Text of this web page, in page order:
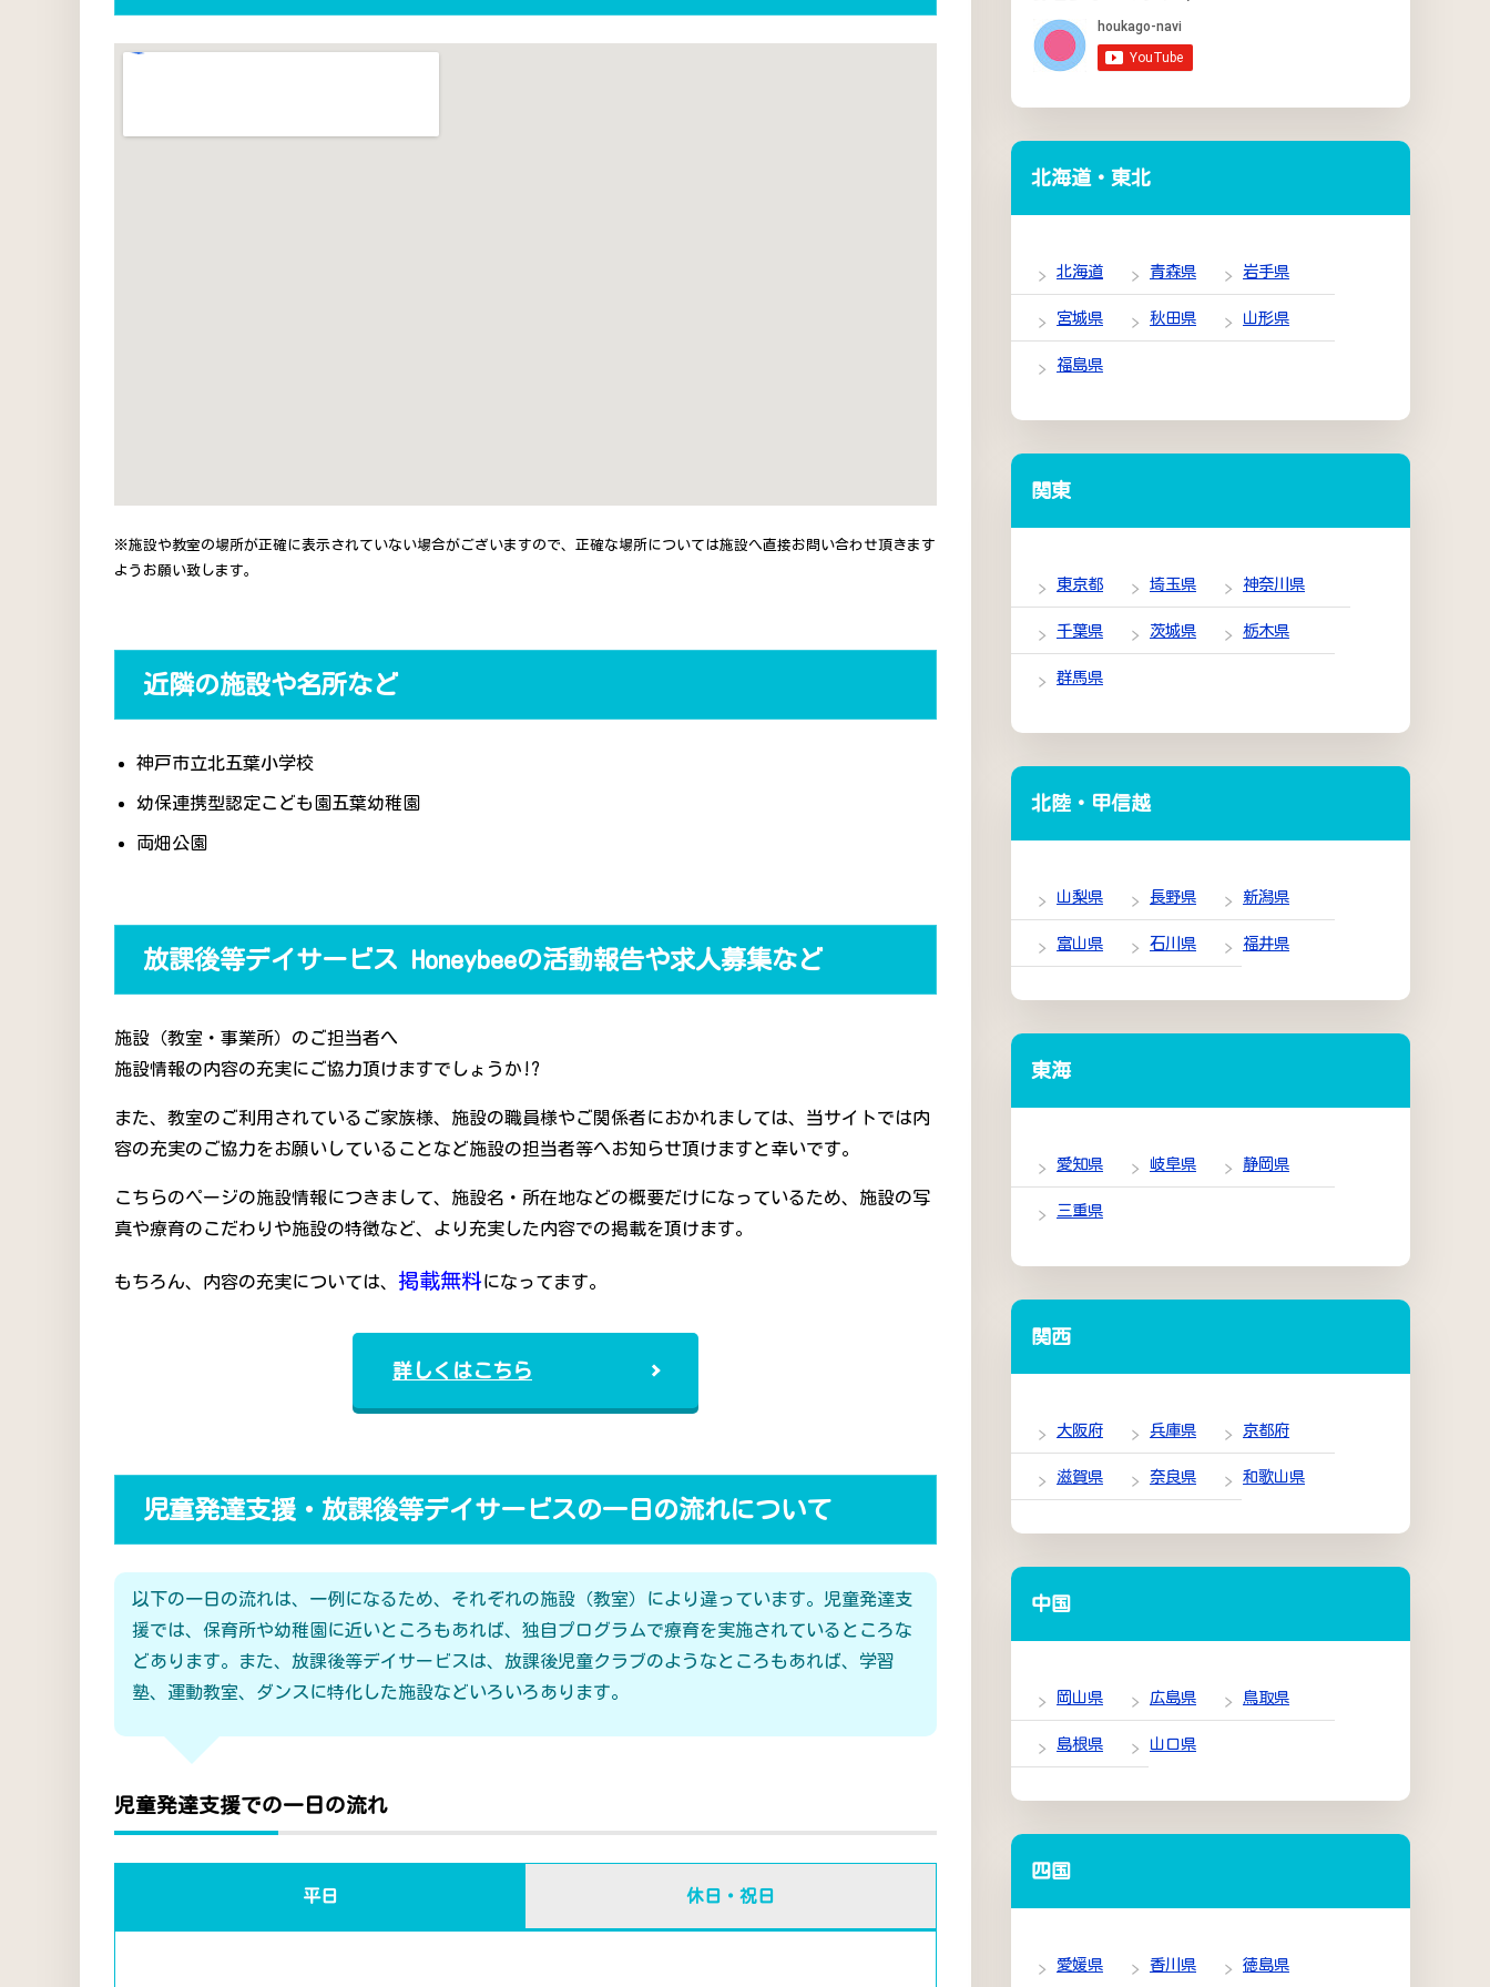
※施設や教室の場所が正確に表示されていない場合がございますので、正確な場所については施設へ直接お問い合わせ頂きます
ようお願い致します。
近隣の施設や名所など
神戸市立北五葉小学校
幼保連携型認定こども園五葉幼稚園
両畑公園
放課後等デイサービス Honeybeeの活動報告や求人募集など
施設（教室・事業所）のご担当者へ
施設情報の内容の充実にご協力頂けますでしょうか!?
また、教室のご利用されているご家族様、施設の職員様やご関係者におかれましては、当サイトでは内
容の充実のご協力をお願いしていることなど施設の担当者等へお知らせ頂けますと幸いです。
こちらのページの施設情報につきまして、施設名・所在地などの概要だけになっているため、施設の写
真や療育のこだわりや施設の特徴など、より充実した内容での掲載を頂けます。
もちろん、内容の充実については、 掲載無料になってます。
詳しくはこちら
児童発達支援・放課後等デイサービスの一日の流れについて
以下の一日の流れは、一例になるため、それぞれの施設（教室）により違っています。児童発達支
援では、保育所や幼稚園に近いところもあれば、独自プログラムで療育を実施されているところな
どあります。また、放課後等デイサービスは、放課後児童クラブのようなところもあれば、学習
塾、運動教室、ダンスに特化した施設などいろいろあります。
児童発達支援での一日の流れ
平日 休日・祝日
北海道・東北
北海道 青森県 岩手県
宮城県 秋田県 山形県
福島県
関東
東京都 埼玉県 神奈川県
千葉県 茨城県 栃木県
群馬県
北陸・甲信越
山梨県 長野県 新潟県
富山県 石川県 福井県
東海
愛知県 岐阜県 静岡県
三重県
関西
大阪府 兵庫県 京都府
滋賀県 奈良県 和歌山県
中国
岡山県 広島県 鳥取県
島根県 山口県
四国
愛媛県 香川県 徳島県